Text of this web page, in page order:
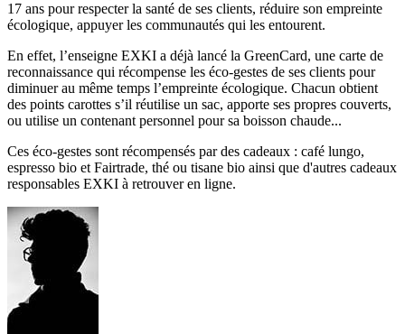
17 ans pour respecter la santé de ses clients, réduire son empreinte
écologique, appuyer les communautés qui les entourent.
En effet, l’enseigne EXKI a déjà lancé la GreenCard, une carte de
reconnaissance qui récompense les éco-gestes de ses clients pour
diminuer au même temps l’empreinte écologique. Chacun obtient
des points carottes s’il réutilise un sac, apporte ses propres couverts,
ou utilise un contenant personnel pour sa boisson chaude...
Ces éco-gestes sont récompensés par des cadeaux : café lungo,
espresso bio et Fairtrade, thé ou tisane bio ainsi que d'autres cadeaux
responsables EXKI à retrouver en ligne.